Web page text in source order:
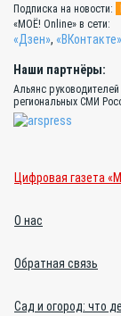
Подписка на новости:
«МОЁ! Online» в сети:
«Дзен», «ВКонтакте»
Наши партнёры:
Альянс руководителей
региональных СМИ
Цифровая газета
О нас
Обратная связь
Сад и огород: что